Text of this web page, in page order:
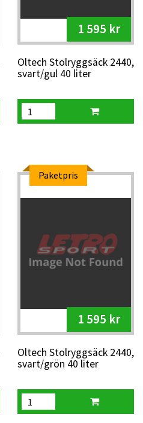
1 595 kr
Oltech Stolryggsäck 2440,
svart/gul 40 liter
Paketpris
1 595 kr
Oltech Stolryggsäck 2440,
svart/grön 40 liter